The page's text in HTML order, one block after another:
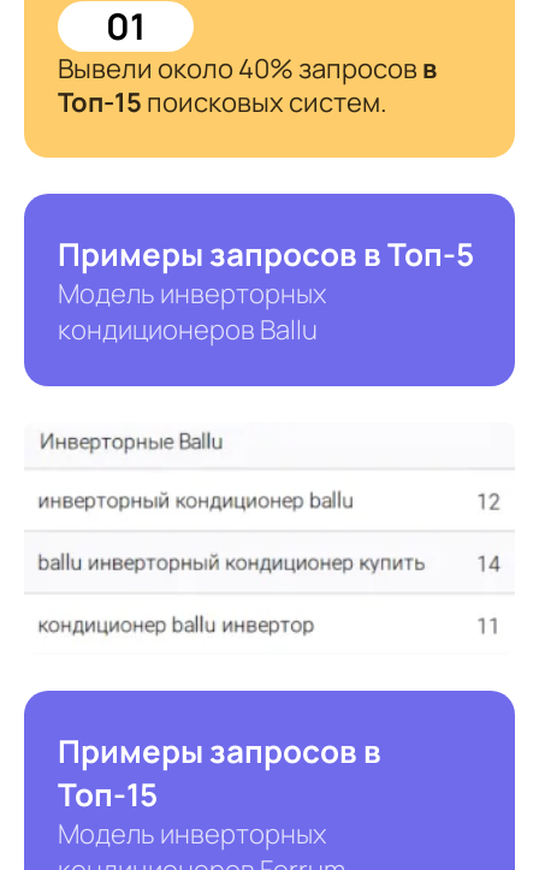
01
Вывели около 40% запросов в
Топ-15 поисковых систем.
Примеры запросов в Топ-5
Модель инверторных
кондиционеров Ballu
Примеры запросов в
Топ-15
Модель инверторных